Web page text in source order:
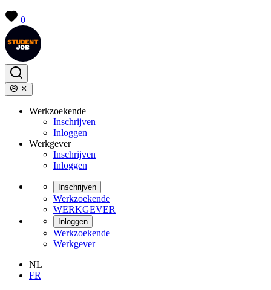
0
Werkzoekende
Inschrijven
Inloggen
Werkgever
Inschrijven
Inloggen
Inschrijven
Werkzoekende
WERKGEVER
Inloggen
Werkzoekende
Werkgever
NL
FR